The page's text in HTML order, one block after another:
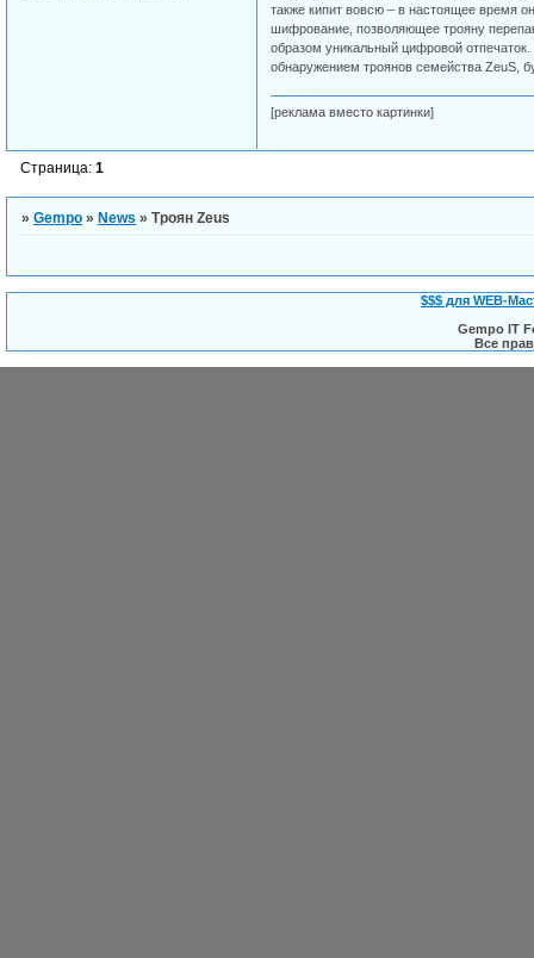
также кипит вовсю – в настоящее время
шифрование, позволяющее трояну
образом уникальный цифровой
обнаружением троянов семейства ZeuS,
[реклама вместо картинки]
Страница:1
»Gempo »News »Троян Zeus
$$$ для WEB-
Gempo IT
Все